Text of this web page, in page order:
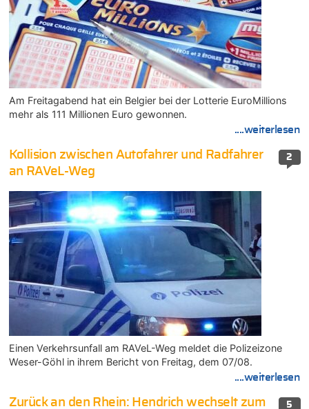
Am Freitagabend hat ein Belgier bei der Lotterie EuroMillions
mehr als 111 Millionen Euro gewonnen.
....weiterlesen
2
Kollision zwischen Autofahrer und Radfahrer
an RAVeL-Weg
Einen Verkehrsunfall am RAVeL-Weg meldet die Polizeizone
Weser-Göhl in ihrem Bericht von Freitag, dem 07/08.
....weiterlesen
5
Zurück an den Rhein: Hendrich wechselt zum